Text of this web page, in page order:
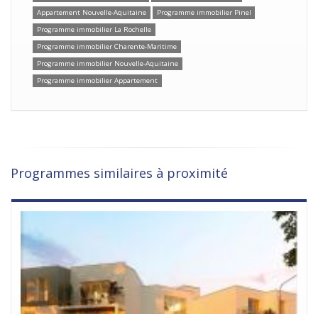
Appartement Nouvelle-Aquitaine
Programme immobilier Pinel
Programme immobilier La Rochelle
Programme immobilier Charente-Maritime
Programme immobilier Nouvelle-Aquitaine
Programme immobilier Appartement
Programmes similaires à proximité